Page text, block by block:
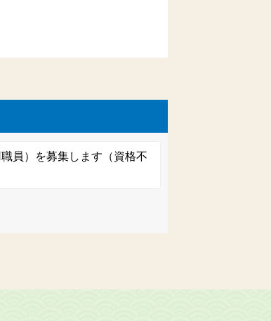
員）を募集します（資格不